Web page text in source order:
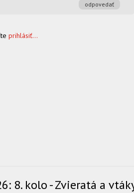
odpovedať
prihlásiť...
8. kolo - Zvieratá a